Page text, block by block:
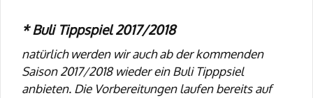
* Buli Tippspiel 2017/2018
natürlich werden wir auch ab der kommenden
Saison 2017/2018 wieder ein Buli Tipppsiel
anbieten. Die Vorbereitungen laufen bereits auf